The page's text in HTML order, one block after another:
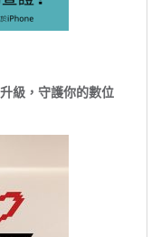
級，守護你的數位